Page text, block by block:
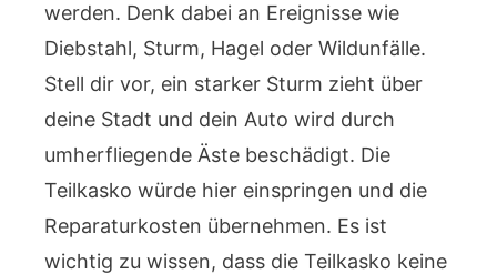
werden. Denk dabei an Ereignisse wie
Diebstahl, Sturm, Hagel oder Wildunfälle.
Stell dir vor, ein starker Sturm zieht über
deine Stadt und dein Auto wird durch
umherfliegende Äste beschädigt. Die
Teilkasko würde hier einspringen und die
Reparaturkosten übernehmen. Es ist
wichtig zu wissen, dass die Teilkasko keine